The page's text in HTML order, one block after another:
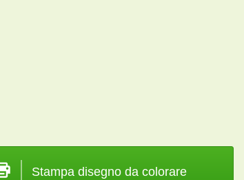
Stampa disegno da colorare